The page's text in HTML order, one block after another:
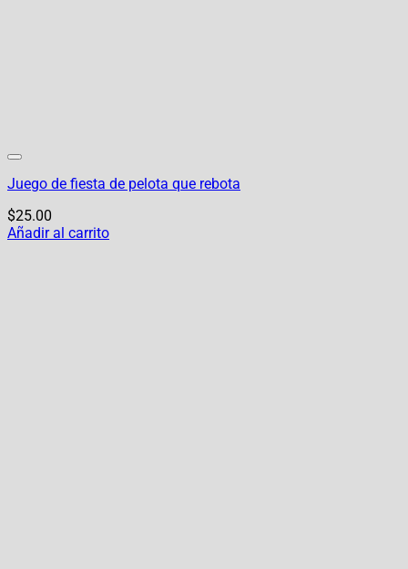
Juego de fiesta de pelota que rebota
$25.00
Añadir al carrito